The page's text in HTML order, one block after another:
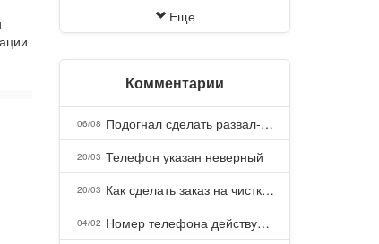
Еще
Комментарии
06/08 Подогнал сделать развал-схождение, сделали- машина уходит на право и колеса проверил все хорошо с атмосферами ужас как можно делать авто, не ужели не берегут свою репутацию, не советую.
20/03 Телефон указан неверный
20/03 Как сделать заказ на чистку пуховых подушек?
04/02 Номер телефона действующий можно узнать почему номер неправельный